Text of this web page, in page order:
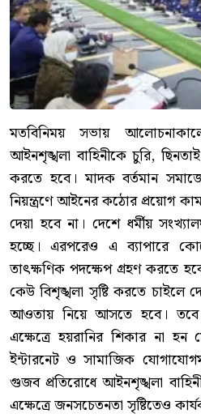
মতবিনিময় সভায়
আইনশৃঙ্খলা বাহিনীকে চুরি,
করতে হবে। মাদক বর্তমান
নিয়ন্ত্রণে আইনের কঠোর প্রয়োগ
দেয়া হবে না। দেশে ধর্মীয়
হচ্ছে। এরপরেও এ ব্যাপারে
তাৎক্ষণিক পদক্ষেপ গ্রহণ করতে
কেউ বিশৃঙ্খলা সৃষ্টি করতে চাইলে
আওতায় নিয়ে আসতে হবে। তবে
এক্ষেত্রে হয়রানির শিকার না
ইন্টারনেট ও সামাজিক
গুজব প্রতিরোধে আইনশৃঙ্খলা
এক্ষেত্রে জনসচেতনতা সৃষ্টিতেও